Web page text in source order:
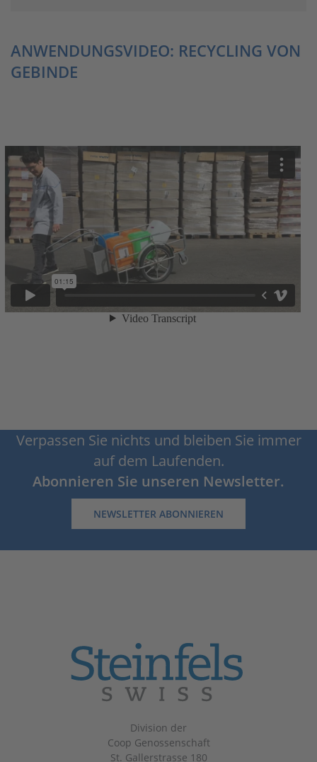
ANWENDUNGSVIDEO: RECYCLING VON
GEBINDE
Verpassen Sie nichts und bleiben Sie immer
auf dem Laufenden.
Abonnieren Sie unseren Newsletter.
NEWSLETTER ABONNIEREN
Division der
Coop Genossenschaft
St. Gallerstrasse 180